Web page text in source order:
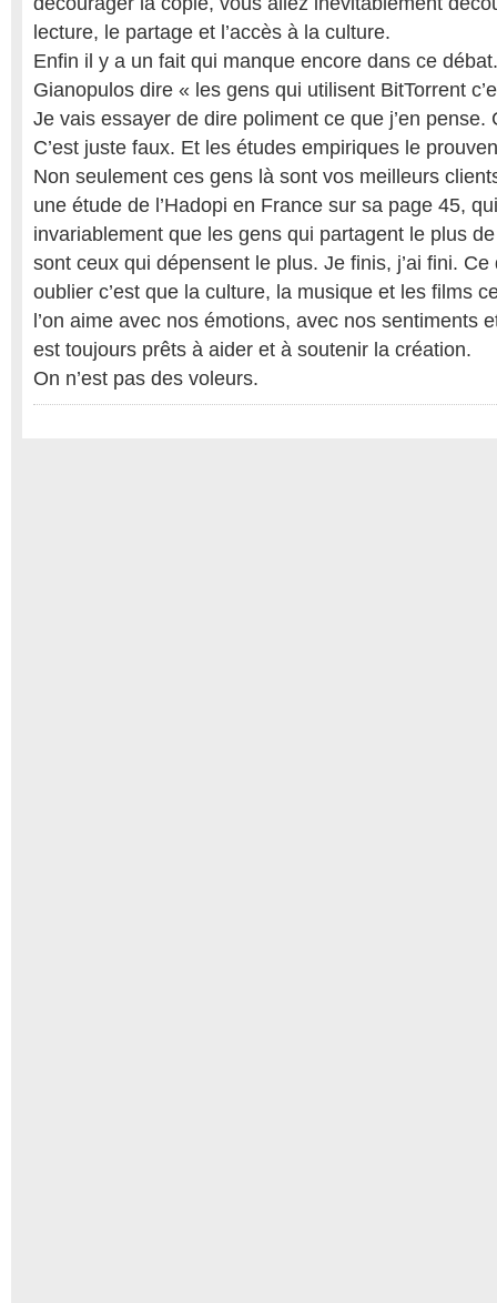
lecture, le partage et l’accès à la culture.
Enfin il y a un fait qui manque encore dans ce
Gianopulos dire « les gens qui utilisent BitTorrent
Je vais essayer de dire poliment ce que j’en pense.
C’est juste faux. Et les études empiriques le
Non seulement ces gens là sont vos meilleurs
une étude de l’Hadopi en France sur sa page 45,
invariablement que les gens qui partagent le plus
sont ceux qui dépensent le plus. Je finis, j’ai fini.
oublier c’est que la culture, la musique et les films
l’on aime avec nos émotions, avec nos sentiments
est toujours prêts à aider et à soutenir la création.
On n’est pas des voleurs.